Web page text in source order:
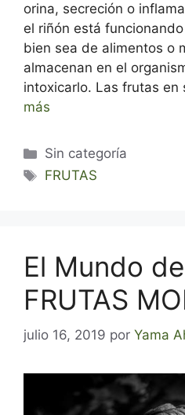
orina, secreción o
el riñón está
bien sea de alimentos o
almacenan en el
intoxicarlo. Las frutas en
más
Categorías
Sin categoría
Etiquetas
FRUTAS
El Mundo
FRUTAS
julio 16, 2019 por Yama